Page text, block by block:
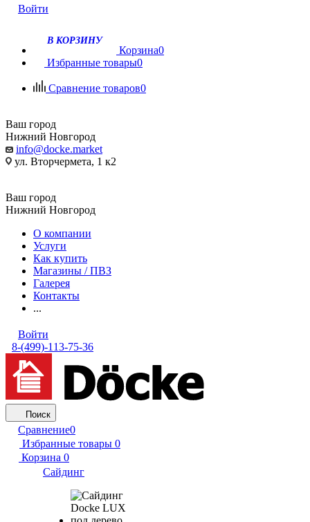
Войти
В КОРЗИНУ
Корзина0
Избранные товары0
Сравнение товаров0
Ваш город
Нижний Новгород
info@docke.market
ул. Вторчермета, 1 к2
Ваш город
Нижний Новгород
О компании
Услуги
Как купить
Магазины / ПВЗ
Галерея
Контакты
...
Войти
8-(499)-113-75-36
Поиск
Сравнение0
Избранные товары 0
Корзина 0
Сайдинг